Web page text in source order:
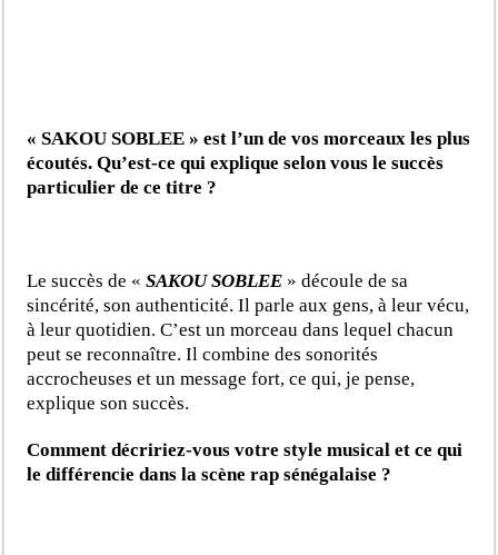
« SAKOU SOBLEE » est l’un de vos morceaux les plus
écoutés. Qu’est-ce qui explique selon vous le succès
particulier de ce titre ?
Le succès de «SAKOU SOBLEE » découle de sa
sincérité, son authenticité. Il parle aux gens, à leur vécu,
à leur quotidien. C’est un morceau dans lequel chacun
peut se reconnaître. Il combine des sonorités
accrocheuses et un message fort, ce qui, je pense,
explique son succès.
Comment décririez-vous votre style musical et ce qui
le différencie dans la scène rap sénégalaise ?